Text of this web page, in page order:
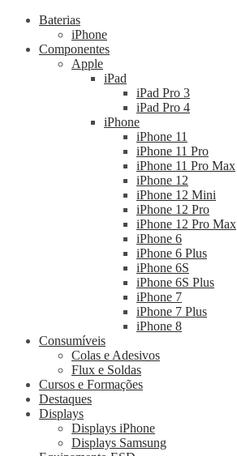
Baterias
iPhone
Componentes
Apple
iPad
iPad Pro 3
iPad Pro 4
iPhone
iPhone 11
iPhone 11 Pro
iPhone 11 Pro Max
iPhone 12
iPhone 12 Mini
iPhone 12 Pro
iPhone 12 Pro Max
iPhone 6
iPhone 6 Plus
iPhone 6S
iPhone 6S Plus
iPhone 7
iPhone 7 Plus
iPhone 8
Consumíveis
Colas e Adesivos
Flux e Soldas
Cursos e Formações
Destaques
Displays
Displays iPhone
Displays Samsung